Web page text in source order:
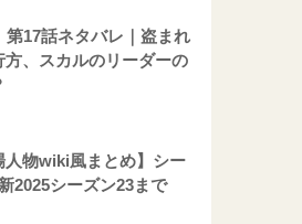
第17話ネタバレ｜盗まれ
方、スカルのリーダーの
人物wiki風まとめ】シー
2025シーズン23まで